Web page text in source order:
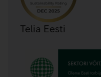
Telia Eesti